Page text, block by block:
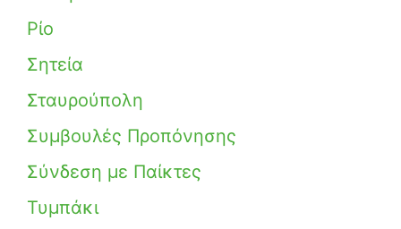
Ρίο
Σητεία
Σταυρούπολη
Συμβουλές Προπόνησης
Σύνδεση με Παίκτες
Τυμπάκι